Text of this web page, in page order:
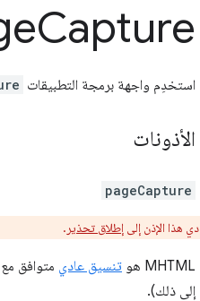
Capture
استخدِم واجهة برمجة التطبيقات
الأذونات
pageCapture
هذا الإذن إلى إطلاق تحذير .
‫MHTML هو تنسيق عادي
إلى ذلك).